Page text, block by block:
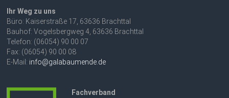
Ihr Weg zu uns
Büro: Kaiserstraße 17, 63636 Brachttal
Bauhof: Vogelsbergweg 4, 63636 Brachttal
Telefon: (06054) 90 00 07
Fax: (06054) 90 00 08
E-Mail: info@galabaumende.de
Fachverband